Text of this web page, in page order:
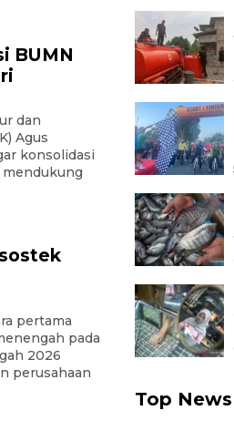
BUMN
dan
Agus
konsolidasi
mendukung
pertama
pada
2026
perusahaan
Top News